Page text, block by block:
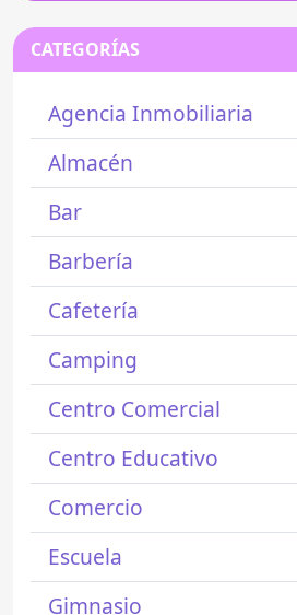
CATEGORÍAS
Agencia Inmobiliaria
Almacén
Bar
Barbería
Cafetería
Camping
Centro Comercial
Centro Educativo
Comercio
Escuela
Gimnasio